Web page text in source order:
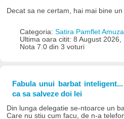
Decat sa ne certam, hai mai bine
Categoria: Satira Pamflet
Ultima oara citit: 8 August 2026,
Nota 7.0 din 3 voturi
Fabula unui barbat
ca sa salveze doi lei
Din lunga delegatie se-ntoarce un
Care nu stiu cum facu, de n-a